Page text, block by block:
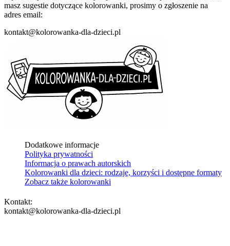
masz sugestie dotyczące kolorowanki, prosimy o zgłoszenie na
adres email:
kontakt@kolorowanka-dla-dzieci.pl
Dodatkowe informacje
Polityka prywatności
Informacja o prawach autorskich
Kolorowanki dla dzieci: rodzaje, korzyści i dostępne formaty
Zobacz także kolorowanki
Kontakt:
kontakt@kolorowanka-dla-dzieci.pl